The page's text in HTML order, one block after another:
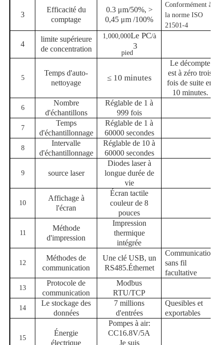
3
Efficacité du
comptage
0.3 μm/50%, >
0,45 μm /100%
Conformément à
la norme ISO
21501-4
4
limite supérieure
de concentration
1,000,000Le PC/à
pied
3
5
Temps d'auto-
nettoyage
≤ 10 minutes
Le décompte
est à zéro trois
fois de suite en
10 minutes.
6
Nombre
d'échantillons
Réglable de 1 à
999 fois
7
Temps
d'échantillonnage
Réglable de 1 à
60000 secondes
8
Intervalle
d'échantillonnage
Réglable de 10 à
60000 secondes
9 source laser
Diodes laser à
longue durée de
vie
10
Affichage à
l'écran
Écran tactile
couleur de 8
pouces
11
Méthode
d'impression
Impression
thermique
intégrée
12
Méthodes de
communication
Une clé USB, un
RS485.Éthernet
Communication
sans fil
facultative
13
Protocole de
communication
Modbus
RTU/TCP
14
Le stockage des
données
7 millions
d'entrées
Quesibles et
exportables
15
Énergie
électrique
Pompes à air:
CC16.8V/5A
Je suis